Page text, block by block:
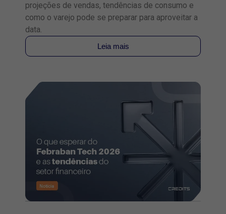
projeções de vendas, tendências de consumo e
como o varejo pode se preparar para aproveitar a
data.
Leia mais